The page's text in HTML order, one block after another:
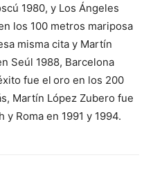
1980, y Los Ángeles
los 100 metros mariposa
misma cita y Martín
Seúl 1988, Barcelona
fue el oro en los 200
Martín López Zubero fue
Roma en 1991 y 1994.